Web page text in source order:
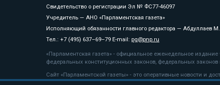
Свидетельство о регистрации Эл № ФС77-46097
Учредитель — АНО «Парламентская газета»
Исполняющий обязанности главного редактора — Абдуллаев
Тел.: +7 (495) 637–69–79 E-mail: pg@pnp.ru
«Парламентская газета» - официальное еженедельное
федеральных конституционных законов, федеральных законов
Сайт «Парламентской газеты» - это оперативные новости и
«Парламентской газеты» активная ссылка на pnp.ru